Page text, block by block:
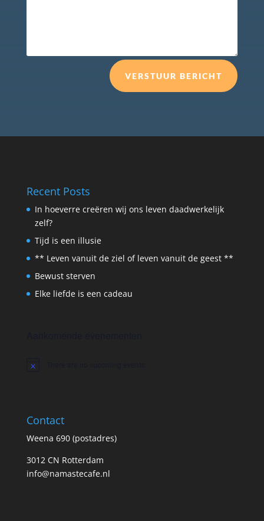
VERSTUUR BERICHT
Recent Posts
In hoeverre creëren wij ons leven daadwerkelijk
zelf?
Tijd is een illusie
** Leven vanuit de ziel of leven vanuit de geest **
Bewust sterven
Elke liefde is een cadeau
Notice
Contact
Weena 690 (postadres)
3012 CN Rotterdam
info@namastecafe.nl